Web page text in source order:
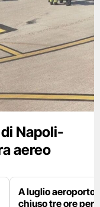
Napoli-
aereo
A luglio aeroporto
chiuso tre ore per